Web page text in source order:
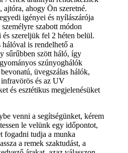
ajtóra, ahogy Ön szeretné.
igényei és nyílászárója
szabott módon
szereljük fel 2 héten belül.
is rendelhető a
sűrűbben szött háló, így
szúnyoghálók
üvegszálas hálók,
és az UV
és esztétikus megjelenésüket
venni a segítségünket, kérem
le velünk egy időpontot,
fogadni tudja a munka
a remek szaktudást, a